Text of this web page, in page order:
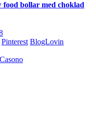
bollar med choklad
Pinterest BlogLovin